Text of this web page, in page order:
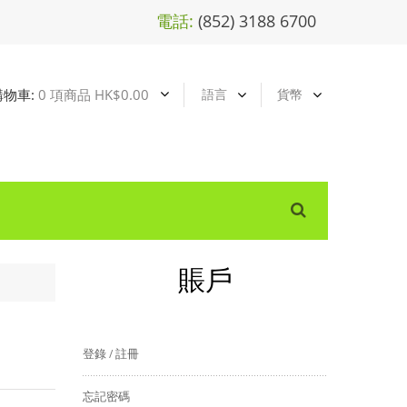
電話: (852) 3188 6700
貨幣
語言
物車: 0 項商品 HK$0.00
賬戶
登錄/註冊
忘記密碼